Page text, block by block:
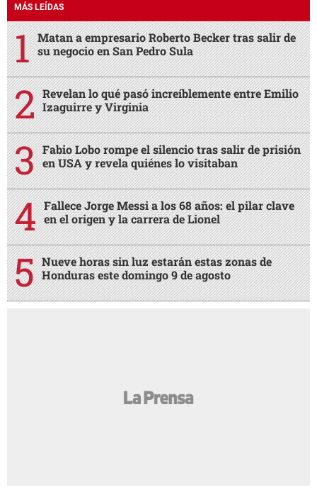
MÁS LEÍDAS
Matan a empresario Roberto Becker tras salir de
su negocio en San Pedro Sula
Revelan lo qué pasó increíblemente entre Emilio
Izaguirre y Virginia
Fabio Lobo rompe el silencio tras salir de prisión
en USA y revela quiénes lo visitaban
Fallece Jorge Messi a los 68 años: el pilar clave
en el origen y la carrera de Lionel
Nueve horas sin luz estarán estas zonas de
Honduras este domingo 9 de agosto